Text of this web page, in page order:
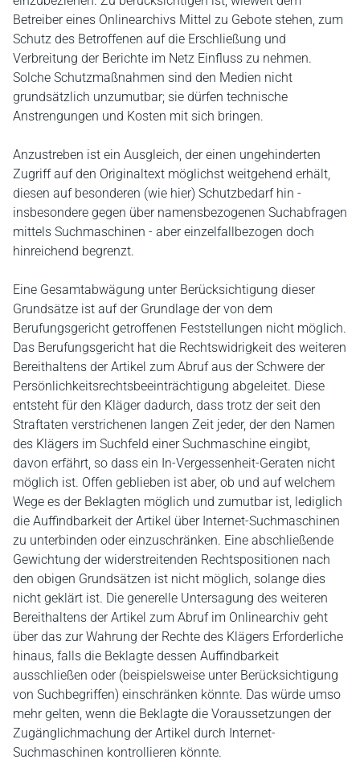
Betreiber eines Onlinearchivs Mittel zu Gebote stehen, zum
Schutz des Betroffenen auf die Erschließung und
Verbreitung der Berichte im Netz Einfluss zu nehmen.
Solche Schutzmaßnahmen sind den Medien nicht
grundsätzlich unzumutbar; sie dürfen technische
Anstrengungen und Kosten mit sich bringen.
Anzustreben ist ein Ausgleich, der einen ungehinderten
Zugriff auf den Originaltext möglichst weitgehend erhält,
diesen auf besonderen (wie hier) Schutzbedarf hin -
insbesondere gegen über namensbezogenen Suchabfragen
mittels Suchmaschinen - aber einzelfallbezogen doch
hinreichend begrenzt.
Eine Gesamtabwägung unter Berücksichtigung dieser
Grundsätze ist auf der Grundlage der von dem
Berufungsgericht getroffenen Feststellungen nicht möglich.
Das Berufungsgericht hat die Rechtswidrigkeit des weiteren
Bereithaltens der Artikel zum Abruf aus der Schwere der
Persönlichkeitsrechtsbeeinträchtigung abgeleitet. Diese
entsteht für den Kläger dadurch, dass trotz der seit den
Straftaten verstrichenen langen Zeit jeder, der den Namen
des Klägers im Suchfeld einer Suchmaschine eingibt,
davon erfährt, so dass ein In-Vergessenheit-Geraten nicht
möglich ist. Offen geblieben ist aber, ob und auf welchem
Wege es der Beklagten möglich und zumutbar ist, lediglich
die Auffindbarkeit der Artikel über Internet-Suchmaschinen
zu unterbinden oder einzuschränken. Eine abschließende
Gewichtung der widerstreitenden Rechtspositionen nach
den obigen Grundsätzen ist nicht möglich, solange dies
nicht geklärt ist. Die generelle Untersagung des weiteren
Bereithaltens der Artikel zum Abruf im Onlinearchiv geht
über das zur Wahrung der Rechte des Klägers Erforderliche
hinaus, falls die Beklagte dessen Auffindbarkeit
ausschließen oder (beispielsweise unter Berücksichtigung
von Suchbegriffen) einschränken könnte. Das würde umso
mehr gelten, wenn die Beklagte die Voraussetzungen der
Zugänglichmachung der Artikel durch Internet-
Suchmaschinen kontrollieren könnte.